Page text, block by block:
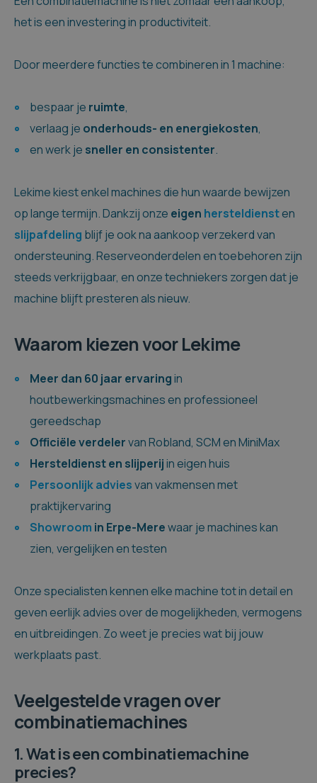
het is een investering in productiviteit.
Door meerdere functies te combineren in 1 machine:
bespaar je ruimte,
verlaag je onderhouds- en energiekosten,
en werk je sneller en consistenter.
Lekime kiest enkel machines die hun waarde bewijzen
op lange termijn. Dankzij onze eigen hersteldiensten
slijpafdeling blijf je ook na aankoop verzekerd van
ondersteuning. Reserveonderdelen en toebehoren zijn
steeds verkrijgbaar, en onze techniekers zorgen dat je
machine blijft presteren als nieuw.
Waarom kiezen voor Lekime
Meer dan 60 jaar ervaringin
houtbewerkingsmachines en professioneel
gereedschap
Officiële verdelervan Robland, SCM en MiniMax
Hersteldienst en slijperijin eigen huis
Persoonlijk adviesvan vakmensen met
praktijkervaring
Showroom in Erpe-Merewaar je machines kan
zien, vergelijken en testen
Onze specialisten kennen elke machine tot in detail en
geven eerlijk advies over de mogelijkheden, vermogens
en uitbreidingen. Zo weet je precies wat bij jouw
werkplaats past.
Veelgestelde vragen over
combinatiemachines
1. Wat is een combinatiemachine
precies?